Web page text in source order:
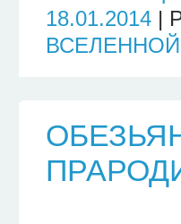
18.01.2014 |
ВСЕЛЕННОЙ